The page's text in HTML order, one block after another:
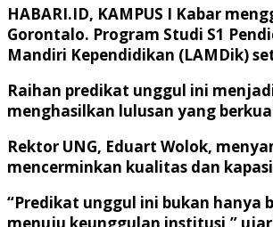
HABARI.ID, KAMPUS I Kabar
Gorontalo. Program Studi S1
Mandiri Kependidikan (LAMDik)
Raihan predikat unggul ini
menghasilkan lulusan yang
Rektor UNG, Eduart Wolok,
mencerminkan kualitas dan
“Predikat unggul ini bukan
menuju keunggulan institusi,”